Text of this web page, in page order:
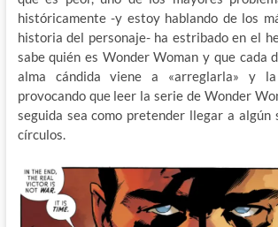
históricamente -y estoy hablando de los
historia del personaje- ha estribado en el
sabe quién es Wonder Woman y que cada
alma cándida viene a «arreglarla» y
provocando que leer la serie de Wonder
seguida sea como pretender llegar a algún
círculos.